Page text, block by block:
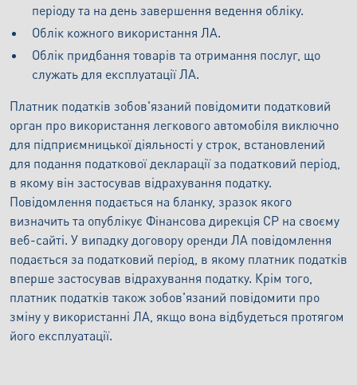
періоду та на день завершення ведення обліку.
Облік кожного використання ЛА.
Облік придбання товарів та отримання послуг, що
служать для експлуатації ЛА.
Платник податків зобов'язаний повідомити податковий
орган про використання легкового автомобіля виключно
для підприємницької діяльності у строк, встановлений
для подання податкової декларації за податковий період,
в якому він застосував відрахування податку.
Повідомлення подається на бланку, зразок якого
визначить та опублікує Фінансова дирекція СР на своєму
веб-сайті. У випадку договору оренди ЛА повідомлення
подається за податковий період, в якому платник податків
вперше застосував відрахування податку. Крім того,
платник податків також зобов'язаний повідомити про
зміну у використанні ЛА, якщо вона відбудеться протягом
його експлуатації.